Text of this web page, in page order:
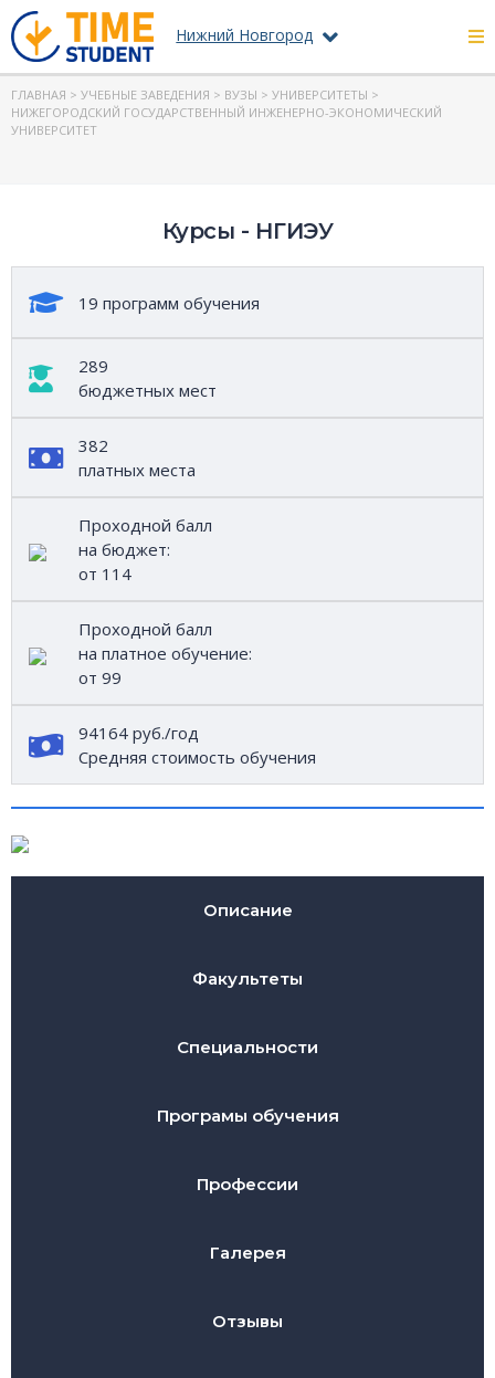
Нижний Новгород
ГЛАВНАЯ > УЧЕБНЫЕ ЗАВЕДЕНИЯ > ВУЗЫ > УНИВЕРСИТЕТЫ >
НИЖЕГОРОДСКИЙ ГОСУДАРСТВЕННЫЙ ИНЖЕНЕРНО-ЭКОНОМИЧЕСКИЙ
УНИВЕРСИТЕТ
Курсы - НГИЭУ
19 программ обучения
289
бюджетных мест
382
платных места
Проходной балл
на бюджет:
от 114
Проходной балл
на платное обучение:
от 99
94164 руб./год
Средняя стоимость обучения
Описание
Факультеты
Специальности
Програмы обучения
Профессии
Галерея
Отзывы